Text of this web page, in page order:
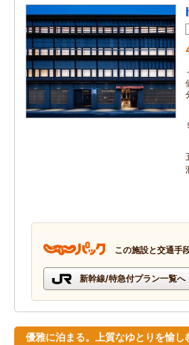
この施設と交通手
新幹線/特急付プラン一覧へ
優雅に泊まる。上質なゆとりを愉し